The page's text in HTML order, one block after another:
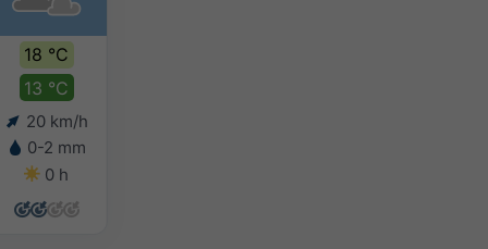
18 °C
13 °C
20 km/h
0-2 mm
0 h